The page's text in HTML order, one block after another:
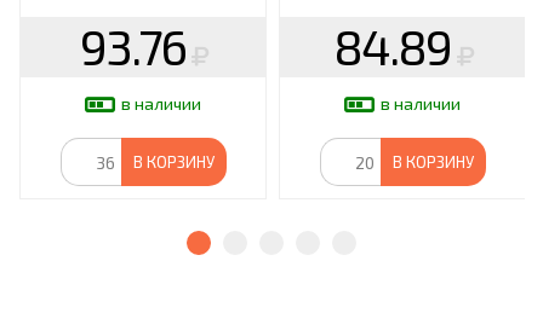
93.76
в наличии
В КОРЗИНУ
84.89
в наличии
В КОРЗИНУ